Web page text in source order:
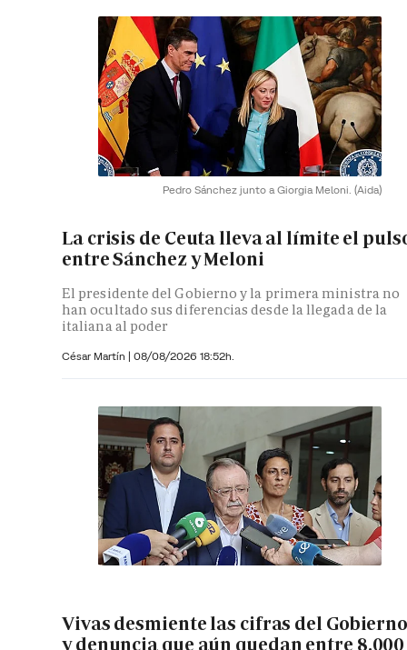
Pedro Sánchez junto a Giorgia Meloni. (Aida)
La crisis de Ceuta lleva al límite el
entre Sánchez y Meloni
El presidente del Gobierno y la primera ministra no
han ocultado sus diferencias desde la llegada de la
italiana al poder
César Martín | 08/08/2026 18:52h.
Vivas desmiente las cifras del
y denuncia que aún quedan entre 8.000